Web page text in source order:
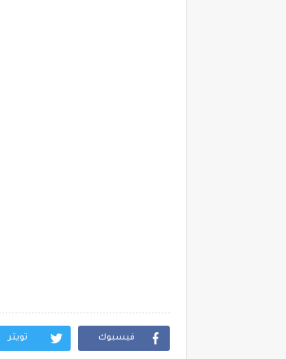
فيسبوك تويتر